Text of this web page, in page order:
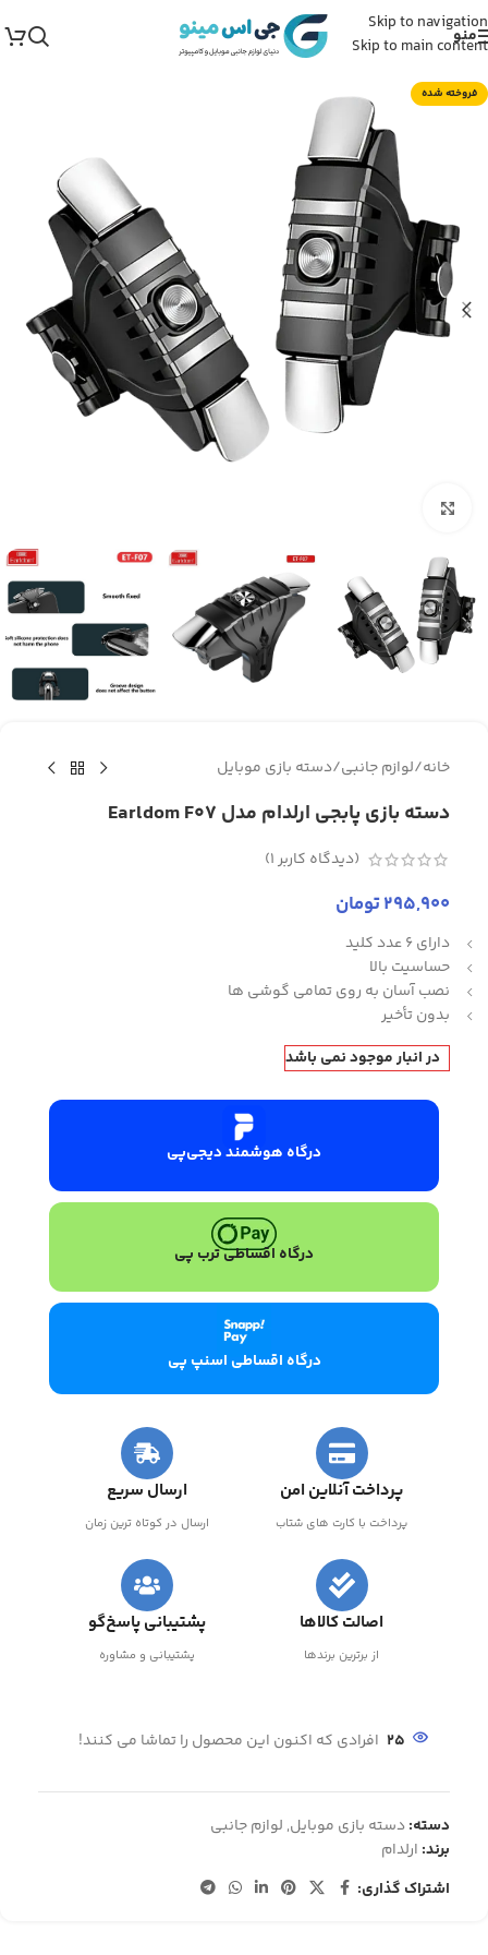
Skip to navigation
Skip to main content
منو
فروخته شده
خانه/لوازم جانبی/دسته بازی موبایل
دسته بازی پابجی ارلدام مدل Earldom F07
(دیدگاه کاربر1
)
295,900تومان
دارای 6 عدد کلید
حساسیت بالا
نصب آسان به روی تمامی گوشی ها
بدون تأخیر
در انبار موجود نمی باشد
درگاه هوشمند دیجی‌پی
درگاه اقساطی ترب پی
درگاه اقساطی اسنپ پی
پرداخت آنلاین امن
پرداخت با کارت های شتاب
ارسال سریع
ارسال در کوتاه ترین زمان
اصالت کالاها
از برترین برندها
پشتیبانی پاسخ‌گو
پشتیبانی و مشاوره
25 افرادی که اکنون این محصول را تماشا می کنند!
دسته:دسته بازی موبایل, لوازم جانبی
برند: ارلدام
اشتراک گذاری: